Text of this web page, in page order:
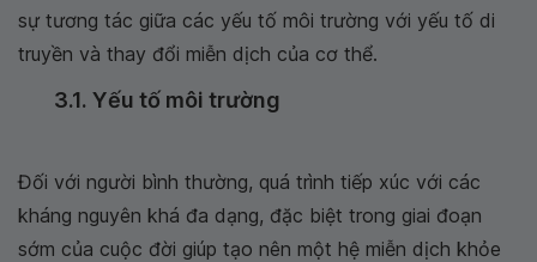
sự tương tác giữa các yếu tố môi trường với yếu tố di
truyền và thay đổi miễn dịch của cơ thể.
3.1. Yếu tố môi trường
Đối với người bình thường, quá trình tiếp xúc với các
kháng nguyên khá đa dạng, đặc biệt trong giai đoạn
sớm của cuộc đời giúp tạo nên một hệ miễn dịch khỏe